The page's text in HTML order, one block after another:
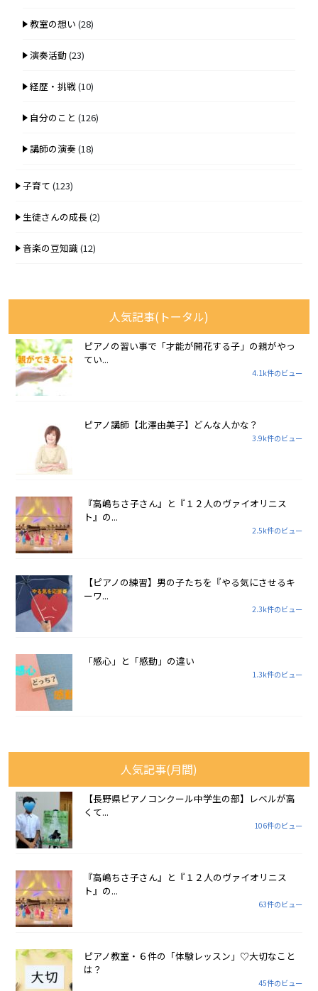
教室の想い (28)
演奏活動(23)
経歴・挑戦(10)
自分のこと (126)
講師の演奏(18)
子育て (123)
生徒さんの成長(2)
音楽の豆知識(12)
人気記事(トータル)
ピアノの習い事で「才能が開花する子」の親がやっ
てい...
4.1k件のビュー
ピアノ講師【北澤由美子】どんな人かな？
3.9k件のビュー
『高嶋ちさ子さん』と『１２人のヴァイオリニス
ト』の...
2.5k件のビュー
【ピアノの練習】男の子たちを『やる気にさせるキ
ーワ...
2.3k件のビュー
「感心」と「感動」の違い
1.3k件のビュー
人気記事(月間)
【長野県ピアノコンクール中学生の部】レベルが高
くて...
106件のビュー
『高嶋ちさ子さん』と『１２人のヴァイオリニス
ト』の...
63件のビュー
ピアノ教室・６件の「体験レッスン」♡大切なこと
は？
45件のビュー